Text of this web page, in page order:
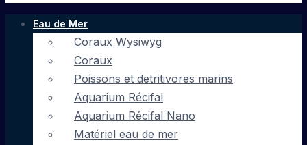
Eau de Mer
Coraux Wysiwyg
Coraux
Poissons et detritivores marins
Aquarium Récifal
Aquarium Récifal Nano
Matériel eau de mer